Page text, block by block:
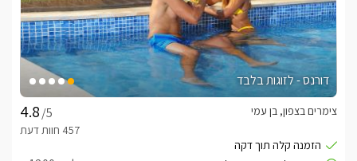
דורנס - לזוגות בלבד
/5
צימרים בצפון, בן עמי